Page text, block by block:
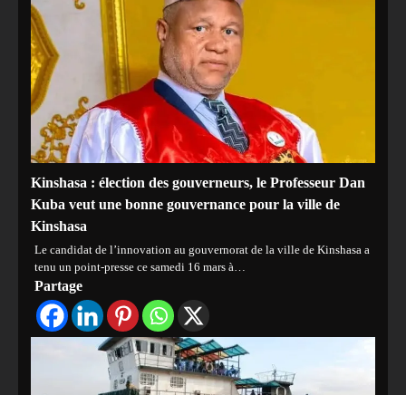
Kinshasa : élection des gouverneurs, le Professeur Dan
Kuba veut une bonne gouvernance pour la ville de
Kinshasa
Le candidat de l’innovation au gouvernorat de la ville de Kinshasa a
tenu un point-presse ce samedi 16 mars à…
Partage